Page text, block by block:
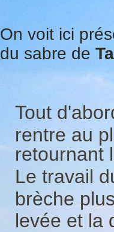
On voit ici
du sabre de
Tout
rentre au
retournant
Le travail
brèche
levée et la